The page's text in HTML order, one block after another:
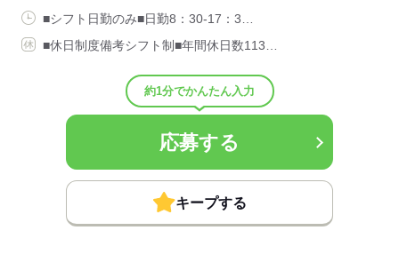
■シフト日勤のみ■日勤8：30-17：3…
■休日制度備考シフト制■年間休日数113…
約1分でかんたん入力
応募する
キープする